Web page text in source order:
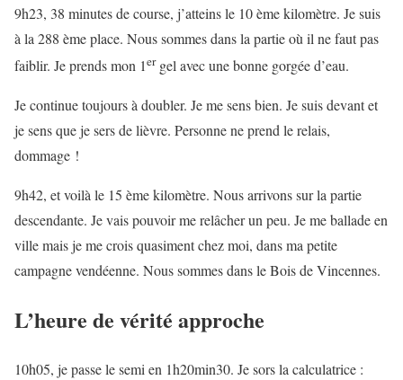
9h23, 38 minutes de course, j’atteins le 10 ème kilomètre. Je suis
à la 288 ème place. Nous sommes dans la partie où il ne faut pas
faiblir. Je prends mon 1ergel avec une bonne gorgée d’eau.
Je continue toujours à doubler. Je me sens bien. Je suis devant et
je sens que je sers de lièvre. Personne ne prend le relais,
dommage !
9h42, et voilà le 15 ème kilomètre. Nous arrivons sur la partie
descendante. Je vais pouvoir me relâcher un peu. Je me ballade en
ville mais je me crois quasiment chez moi, dans ma petite
campagne vendéenne. Nous sommes dans le Bois de Vincennes.
L’heure de vérité approche
10h05, je passe le semi en 1h20min30. Je sors la calculatrice :